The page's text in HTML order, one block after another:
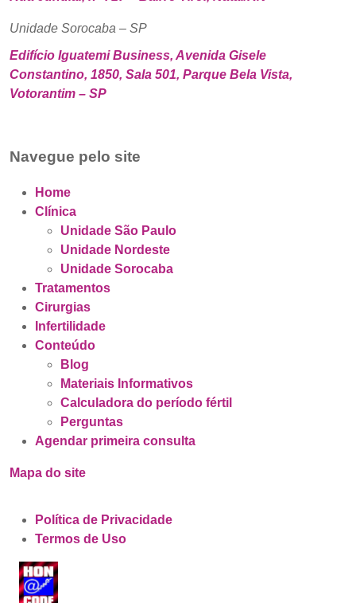
Unidade Sorocaba – SP
Edifício Iguatemi Business, Avenida Gisele
Constantino, 1850, Sala 501, Parque Bela Vista,
Votorantim – SP
Navegue pelo site
Home
Clínica
Unidade São Paulo
Unidade Nordeste
Unidade Sorocaba
Tratamentos
Cirurgias
Infertilidade
Conteúdo
Blog
Materiais Informativos
Calculadora do período fértil
Perguntas
Agendar primeira consulta
Mapa do site
Política de Privacidade
Termos de Uso